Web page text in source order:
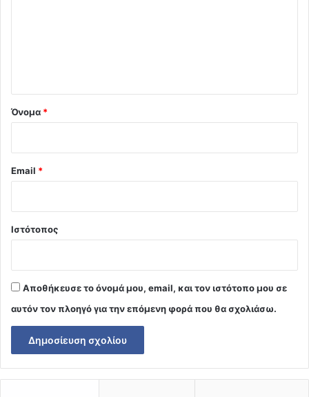
Όνομα *
Email *
Ιστότοπος
Αποθήκευσε το όνομά μου, email, και τον ιστότοπο μου σε
αυτόν τον πλοηγό για την επόμενη φορά που θα σχολιάσω.